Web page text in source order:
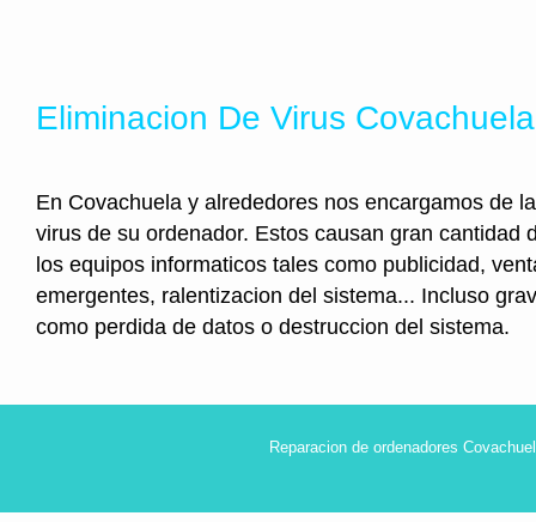
Eliminacion De Virus Covachuela
En Covachuela y alrededores nos encargamos de
virus de su ordenador. Estos causan gran cantidad
los equipos informaticos tales como publicidad,
emergentes, ralentizacion del sistema... Incluso
como perdida de datos o destruccion del sistema.
Reparacion de ordenadores